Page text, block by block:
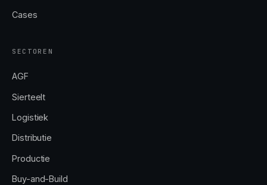
Cases
SECTOREN
AGF
Sierteelt
Logistiek
Distributie
Productie
Buy-and-Build